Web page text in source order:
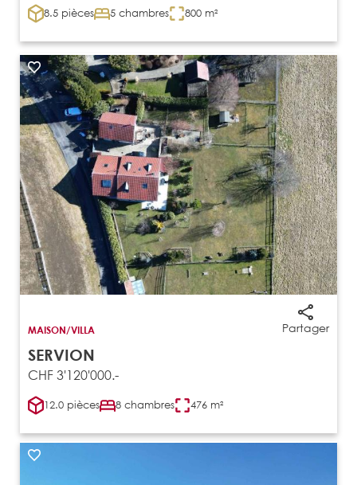
8.5 pièces 5 chambres 800 m²
Partager
MAISON/VILLA
SERVION
CHF 3'120'000.-
12.0 pièces 8 chambres 476 m²